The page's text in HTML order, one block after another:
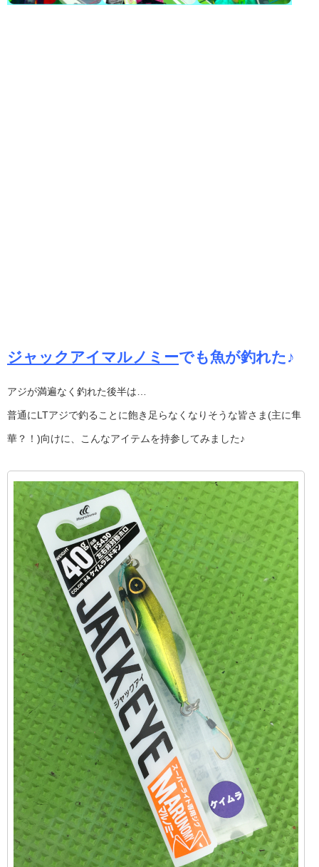
ジャックアイマルノミーでも魚が釣れた♪
アジが満遍なく釣れた後半は…
普通にLTアジで釣ることに飽き足らなくなりそうな皆さま(主に隼
華？！)向けに、こんなアイテムを持参してみました♪